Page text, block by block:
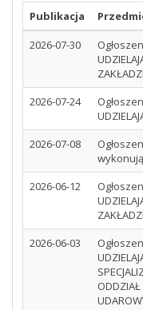
Publikacja
2026-07-30
2026-07-24
2026-07-08
2026-06-12
2026-06-03